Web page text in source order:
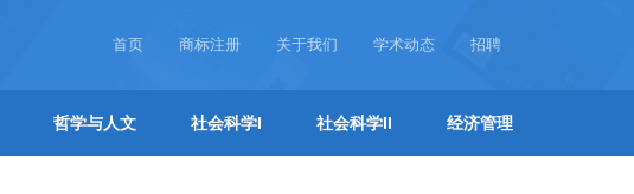
首页 商标注册 关于我们 学术动态 招聘
哲学与人文 社会科学I 社会科学II 经济管理